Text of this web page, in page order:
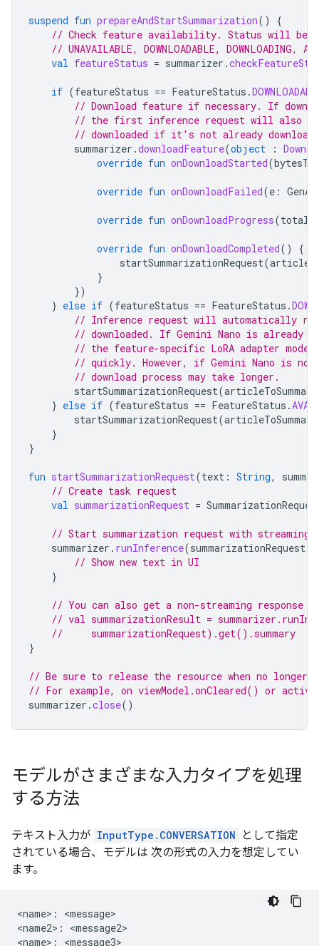
suspend fun prepareAndStartSummarization()
{
// Check feature availability. Status will be
// UNAVAILABLE, DOWNLOADABLE, DOWNLOADING,
val featureStatus = summarizer .
if (featureStatus == FeatureStatus .
// Download feature if necessary. If
// the first inference request will also
// downloaded if it's not already
summarizer .downloadFeature(object :
override fun onDownloadStarted(
override fun onDownloadFailed(e :
override fun onDownloadProgress(
override fun onDownloadCompleted()
{
startSummarizationRequest(
}
})
} else if (featureStatus == FeatureStatus .
// Inference request will automatically
// downloaded. If Gemini Nano is already
// the feature-specific LoRA adapter model
// quickly. However, if Gemini Nano is not
// download process may take longer.
startSummarizationRequest(
} else if (featureStatus == FeatureStatus .
startSummarizationRequest(
}
}
fun startSummarizationRequest(text : String,
// Create task request
val summarizationRequest =
// Start summarization request with streaming
summarizer . runInference(summarizationRequest
// Show new text in UI
}
// You can also get a non-streaming response
// val summarizationResult =
//     summarizationRequest).get().summary
}
// Be sure to release the resource when no longer
// For example, on viewModel.onCleared() or
summarizer .close()
モデルがさまざまな入力タイプを処理
する方法
テキスト入力が InputType.CONVERSATION
として指定
されている場合、モデルは 次の形式の入力を想定してい
ます。
<name>: <message>
<name2>: <message2>
<name>: <message3>